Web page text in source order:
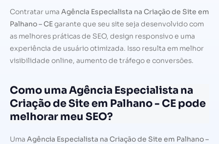
Contratar uma Agência Especialista na Criação de Site em
Palhano – CEgarante que seu site seja desenvolvido com
as melhores práticas de SEO, design responsivo e uma
experiência de usuário otimizada. Isso resulta em melhor
visibilidade online, aumento de tráfego e conversões.
Como uma Agência Especialista na
Criação de Site em Palhano - CE pode
melhorar meu SEO?
Uma Agência Especialista na Criação de Site em Palhano –